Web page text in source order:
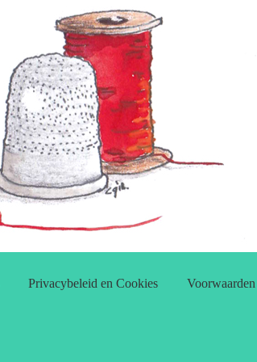
Privacybeleid en Cookies Voorwaarden